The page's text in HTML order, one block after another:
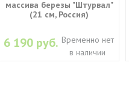
массива березы "Штурвал"
(21 см, Россия)
6 190 руб. Временно нет
в наличии